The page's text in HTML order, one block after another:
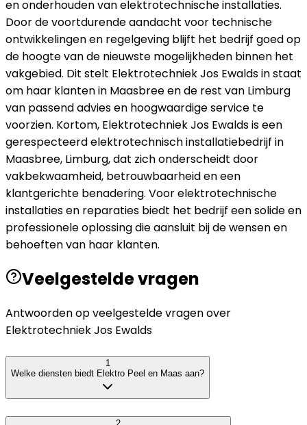
en onderhouden van elektrotechnische installaties.
Door de voortdurende aandacht voor technische
ontwikkelingen en regelgeving blijft het bedrijf goed op
de hoogte van de nieuwste mogelijkheden binnen het
vakgebied. Dit stelt Elektrotechniek Jos Ewalds in staat
om haar klanten in Maasbree en de rest van Limburg
van passend advies en hoogwaardige service te
voorzien. Kortom, Elektrotechniek Jos Ewalds is een
gerespecteerd elektrotechnisch installatiebedrijf in
Maasbree, Limburg, dat zich onderscheidt door
vakbekwaamheid, betrouwbaarheid en een
klantgerichte benadering. Voor elektrotechnische
installaties en reparaties biedt het bedrijf een solide en
professionele oplossing die aansluit bij de wensen en
behoeften van haar klanten.
Veelgestelde vragen
Antwoorden op veelgestelde vragen over
Elektrotechniek Jos Ewalds
1
Welke diensten biedt Elektro Peel en Maas aan?